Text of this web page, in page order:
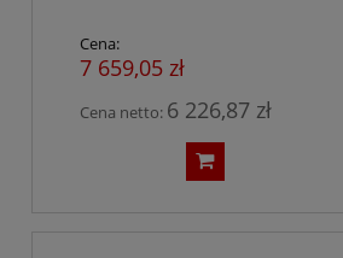
Cena:
7 659,05 zł
Cena netto: 6 226,87 zł